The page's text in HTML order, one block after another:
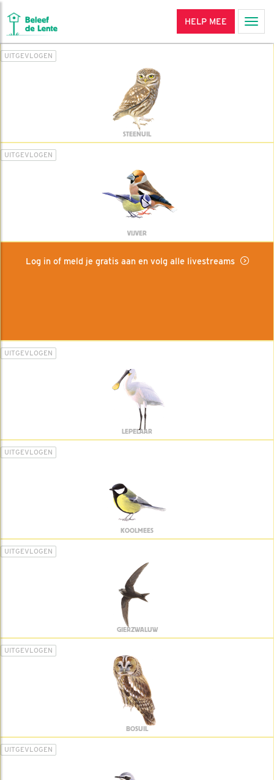
HELP MEE
UITGEVLOGEN
STEENUIL
UITGEVLOGEN
VIJVER
Log in of meld je gratis aan en volg alle livestreams
UITGEVLOGEN
LEPELAAR
UITGEVLOGEN
KOOLMEES
UITGEVLOGEN
GIERZWALUW
UITGEVLOGEN
BOSUIL
UITGEVLOGEN